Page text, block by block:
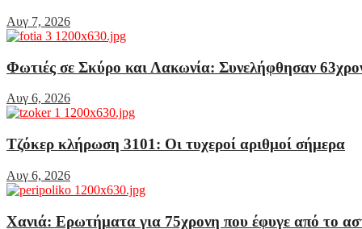
Αυγ 7, 2026
Φωτιές σε Σκύρο και Λακωνία: Συνελήφθησαν
Αυγ 6, 2026
Τζόκερ κλήρωση 3101: Οι τυχεροί αριθμοί σήμερα
Αυγ 6, 2026
Χανιά: Ερωτήματα για 75χρονη που έφυγε από το